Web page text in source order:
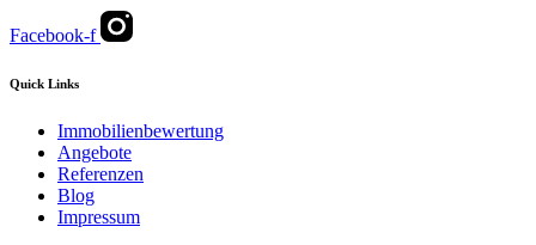
Facebook-f
Quick Links
Immobilienbewertung
Angebote
Referenzen
Blog
Impressum